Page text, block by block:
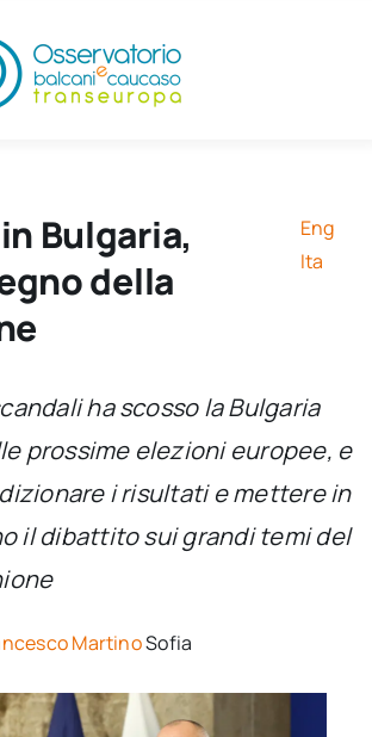
Bulgaria,
della
Eng
Ita
ha scosso la Bulgaria
prossime elezioni europee, e
i risultati e mettere in
il dibattito sui grandi temi del
MartinoSofia